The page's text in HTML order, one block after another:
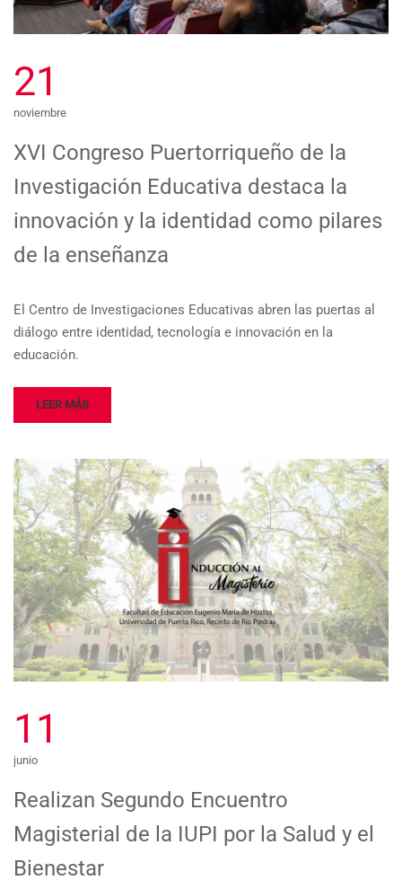
21
noviembre
XVI Congreso Puertorriqueño de la
Investigación Educativa destaca la
innovación y la identidad como pilares
de la enseñanza
El Centro de Investigaciones Educativas abren las puertas al
diálogo entre identidad, tecnología e innovación en la
educación.
LEER MÁS
11
junio
Realizan Segundo Encuentro
Magisterial de la IUPI por la Salud y el
Bienestar